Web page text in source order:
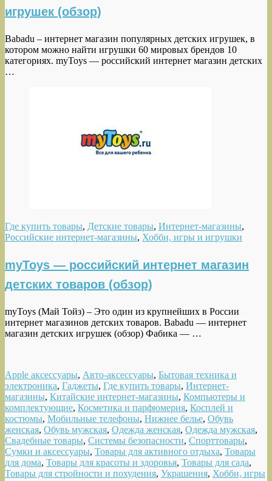
игрушек (обзор)
Babadu – интернет магазин популярных детских игрушек, в
котором можно найти игрушки 60 мировых брендов 10
категориях. myToys — российский интернет магазин детских
…
Где купить товары, Детские товары, Интернет-магазины,
Российские интернет-магазины, Хобби, игры и игрушки
myToys — российский интернет магазин
детских товаров (обзор)
myToys (Май Тойз) – Это один из крупнейших в России
интернет магазинов детских товаров. Babadu — интернет
магазин детских игрушек (обзор) Фабика — …
Apple аксессуары, Авто-аксессуары, Бытовая техника и
электроника, Гаджеты, Где купить товары, Интернет-
магазины, Китайские интернет-магазины, Компьютеры и
комплектующие, Косметика и парфюмерия, Косплей и
костюмы, Мобильные телефоны, Нижнее белье, Обувь
женская, Обувь мужская, Одежда женская, Одежда мужская,
Свадебные товары, Системы безопасности, Спорттовары,
Сумки и аксессуары, Товары для активного отдыха, Товары
для дома, Товары для красоты и здоровья, Товары для сада,
Товары для стройности и похудения, Украшения, Хобби, игры